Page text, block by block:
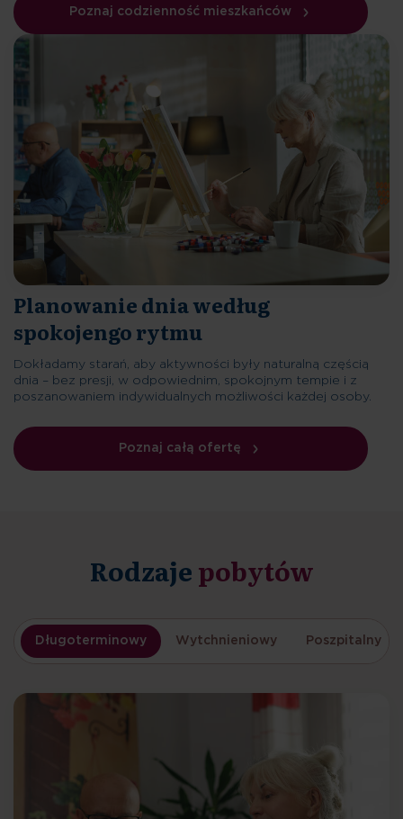
Poznaj codzienność mieszkańców
Planowanie dnia według
spokojengo rytmu
Dokładamy starań, aby aktywności były naturalną częścią
dnia – bez presji, w odpowiednim, spokojnym tempie i z
poszanowaniem indywidualnych możliwości każdej osoby.
Poznaj całą ofertę
Rodzajepobytów
Długoterminowy Wytchnieniowy Poszpitalny